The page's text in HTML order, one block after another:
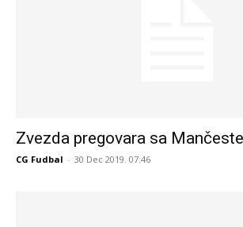
Zvezda pregovara sa
CG Fudbal - 30 Dec 2019. 07:46